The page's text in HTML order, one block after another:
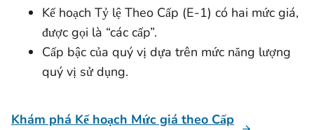
Kế hoạch Tỷ lệ Theo Cấp (E-1) có hai mức giá,
được gọi là “các cấp”.
Cấp bậc của quý vị dựa trên mức năng lượng
quý vị sử dụng.
Khám phá Kế hoạch Mức giá theo Cấp